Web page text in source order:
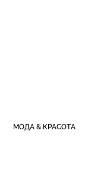
МОДА & КРАСОТА